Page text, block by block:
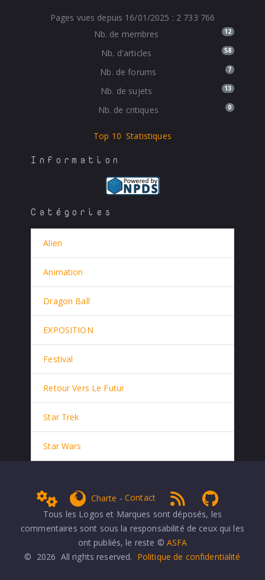
Pages vues depuis 16/01/2025 : 2 733 766
Nb. de membres
12
Nb. d'articles 58
Nb. de forums 7
Nb. de sujets 13
Nb. de critiques 0
Top 10 Statistiques
Information
Catégories
Alien
Animation
Dragon Ball
EXPOSITION
Festival
Retour Vers Le Futur
Star Trek
Star Wars
Adminget Firefox
Charte -Contact RSS 1.0
Tous les Logos et Marques sont déposés, les
commentaires sont sous la responsabilité de ceux qui les
ont publiés, le reste © ASFA
© 2026 All rights reserved. Politique de confidentialité